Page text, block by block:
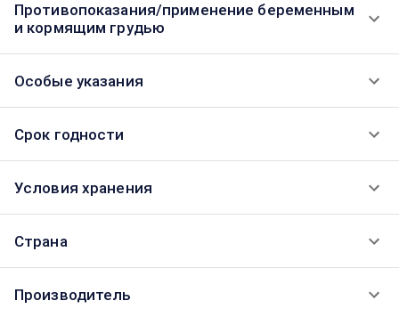
Противопоказания/применение беременным
и кормящим грудью
Особые указания
Срок годности
Условия хранения
Страна
Производитель